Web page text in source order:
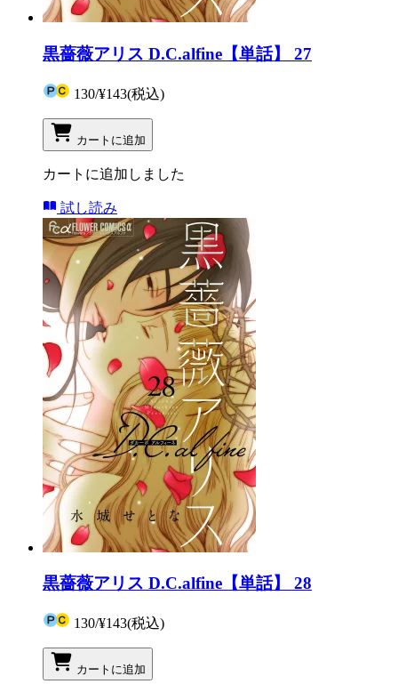
黒薔薇アリス D.C.alfine【単話】 27
130/¥143(税込)
カートに追加
カートに追加しました
試し読み
黒薔薇アリス D.C.alfine【単話】 28
130/¥143(税込)
カートに追加